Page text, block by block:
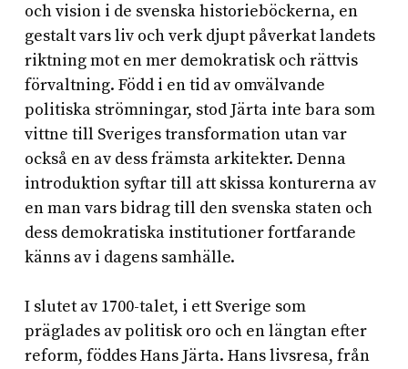
och vision i de svenska historieböckerna, en
gestalt vars liv och verk djupt påverkat landets
riktning mot en mer demokratisk och rättvis
förvaltning. Född i en tid av omvälvande
politiska strömningar, stod Järta inte bara som
vittne till Sveriges transformation utan var
också en av dess främsta arkitekter. Denna
introduktion syftar till att skissa konturerna av
en man vars bidrag till den svenska staten och
dess demokratiska institutioner fortfarande
känns av i dagens samhälle.
I slutet av 1700-talet, i ett Sverige som
präglades av politisk oro och en längtan efter
reform, föddes Hans Järta. Hans livsresa, från